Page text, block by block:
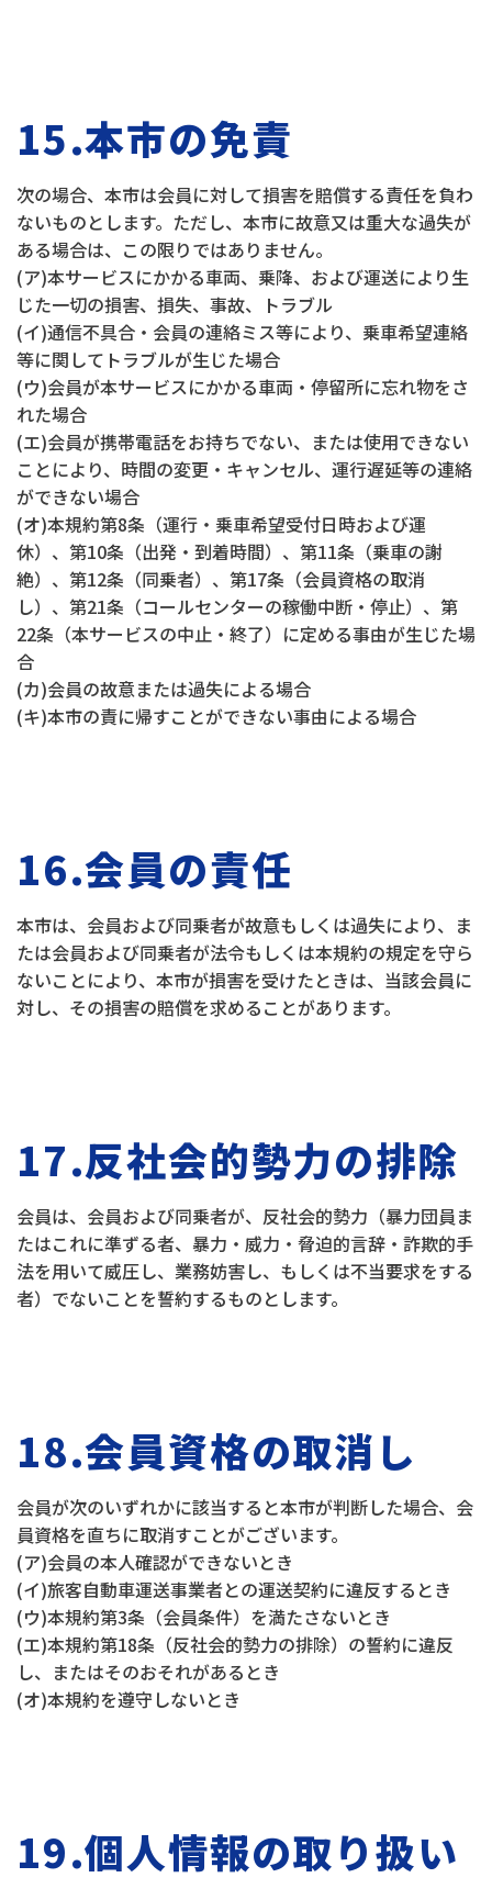
15.本市の免責
次の場合、本市は会員に対して損害を賠償する責任を負わ
ないものとします。ただし、本市に故意又は重大な過失が
ある場合は、この限りではありません。
(ア)本サービスにかかる車両、乗降、および運送により生
じた一切の損害、損失、事故、トラブル
(イ)通信不具合・会員の連絡ミス等により、乗車希望連絡
等に関してトラブルが生じた場合
(ウ)会員が本サービスにかかる車両・停留所に忘れ物をさ
れた場合
(エ)会員が携帯電話をお持ちでない、または使用できない
ことにより、時間の変更・キャンセル、運行遅延等の連絡
ができない場合
(オ)本規約第8条（運行・乗車希望受付日時および運
休）、第10条（出発・到着時間）、第11条（乗車の謝
絶）、第12条（同乗者）、第17条（会員資格の取消
し）、第21条（コールセンターの稼働中断・停止）、第
22条（本サービスの中止・終了）に定める事由が生じた場
合
(カ)会員の故意または過失による場合
(キ)本市の責に帰すことができない事由による場合
16.会員の責任
本市は、会員および同乗者が故意もしくは過失により、ま
たは会員および同乗者が法令もしくは本規約の規定を守ら
ないことにより、本市が損害を受けたときは、当該会員に
対し、その損害の賠償を求めることがあります。
17.反社会的勢力の排除
会員は、会員および同乗者が、反社会的勢力（暴力団員ま
たはこれに準ずる者、暴力・威力・脅迫的言辞・詐欺的手
法を用いて威圧し、業務妨害し、もしくは不当要求をする
者）でないことを誓約するものとします。
18.会員資格の取消し
会員が次のいずれかに該当すると本市が判断した場合、会
員資格を直ちに取消すことがございます。
(ア)会員の本人確認ができないとき
(イ)旅客自動車運送事業者との運送契約に違反するとき
(ウ)本規約第3条（会員条件）を満たさないとき
(エ)本規約第18条（反社会的勢力の排除）の誓約に違反
し、またはそのおそれがあるとき
(オ)本規約を遵守しないとき
19.個人情報の取り扱い